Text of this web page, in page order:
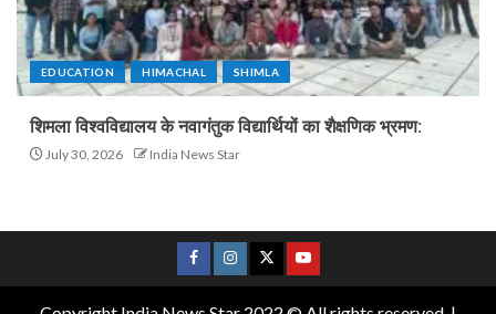
EDUCATION HIMACHAL SHIMLA
शिमला विश्वविद्यालय के नवागंतुक विद्यार्थियों का शैक्षणिक भ्रमण:
July 30, 2026 India News Star